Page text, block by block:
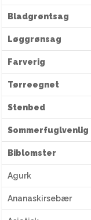
Bladgrøntsag
Løggrønsag
Farverig
Tørreegnet
Stenbed
Sommerfuglvenlig
Biblomster
Agurk
Ananaskirsebær